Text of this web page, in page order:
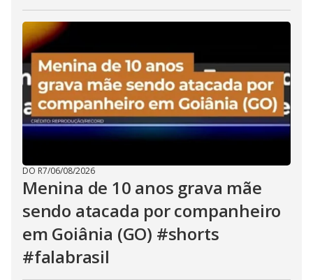
DO R7/06/08/2026
Menina de 10 anos grava mãe
sendo atacada por companheiro
em Goiânia (GO) #shorts
#falabrasil